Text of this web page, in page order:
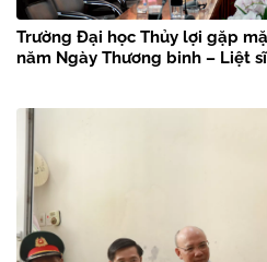
Trường Đại học Thủy lợi gặp
năm Ngày Thương binh – Liệt sĩ